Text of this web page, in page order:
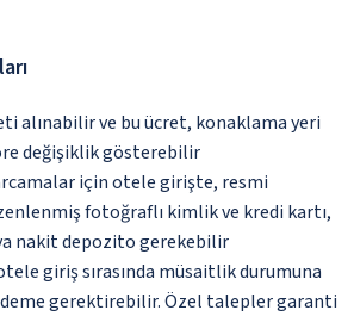
alınabilir ve bu ücret, konaklama yeri
değişiklik gösterebilir
için otele girişte, resmi
fotoğraflı kimlik ve kredi kartı,
nakit depozito gerekebilir
giriş sırasında müsaitlik durumuna
gerektirebilir. Özel talepler garanti